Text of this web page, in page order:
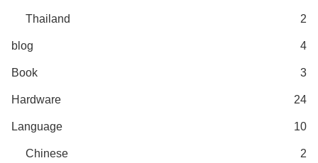
Thailand 2
blog 4
Book 3
Hardware 24
Language 10
Chinese 2